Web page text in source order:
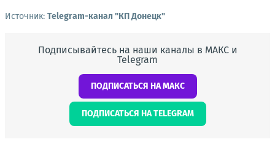
Источник: Telegram-канал "КП Донецк"
Подписывайтесь на наши каналы в МАКС и
Telegram
ПОДПИСАТЬСЯ НА МАКС
ПОДПИСАТЬСЯ НА TELEGRAM